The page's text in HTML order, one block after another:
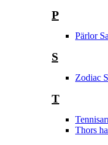
P
Pärlor
S
Zodiac
T
Thors